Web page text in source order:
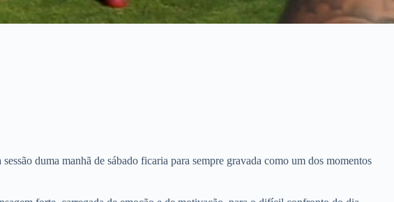
duma manhã de sábado ficaria para sempre gravada como um dos momentos